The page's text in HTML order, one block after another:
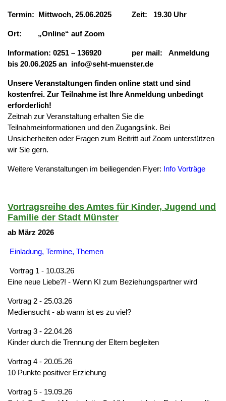
Termin: Mittwoch, 25.06.2025 Zeit: 19.30 Uhr
Ort: „Online“ auf Zoom
Information: 0251 – 136920 per mail: Anmeldung
bis 20.06.2025 an info@seht-muenster.de
Unsere Veranstaltungen finden online statt und sind
kostenfrei. Zur Teilnahme ist Ihre Anmeldung unbedingt
erforderlich!
Zeitnah zur Veranstaltung erhalten Sie die
Teilnahmeinformationen und den Zugangslink. Bei
Unsicherheiten oder Fragen zum Beitritt auf Zoom unterstützen
wir Sie gern.
Weitere Veranstaltungen im beiliegenden Flyer: Info Vorträge
Vortragsreihe des Amtes für Kinder, Jugend und
Familie der Stadt Münster
ab März 2026
Einladung, Termine, Themen
Vortrag 1 - 10.03.26
Eine neue Liebe?! - Wenn KI zum Beziehungspartner wird
Vortrag 2 - 25.03.26
Mediensucht - ab wann ist es zu viel?
Vortrag 3 - 22.04.26
Kinder durch die Trennung der Eltern begleiten
Vortrag 4 - 20.05.26
10 Punkte positiver Erziehung
Vortrag 5 - 19.09.26